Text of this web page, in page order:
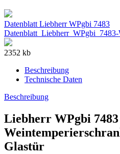
Datenblatt Liebherr WPgbi 7483
2352 kb
Beschreibung
Technische Daten
Beschreibung
Liebherr WPgbi 7483
Glastür